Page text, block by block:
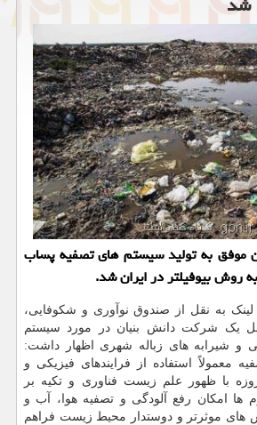
به تولید سیستم های تصفیه پساب
روش بیوفیلتر در ایران شد.
لینک به نقل از صندوق نوآوری و شکوفایی،
یک شرکت دانش بنیان در مورد سیستم
و شیرابه های زباله شهری اظهار داشت:
معمولاً استفاده از فرایندهای فیزیکی و
با ظهور علم زیست فناوری و تکیه بر
ها امکان رفع آلودگی و تصفیه هوا، آب و
های موثرتر و دوستدار محیط زیست فراهم